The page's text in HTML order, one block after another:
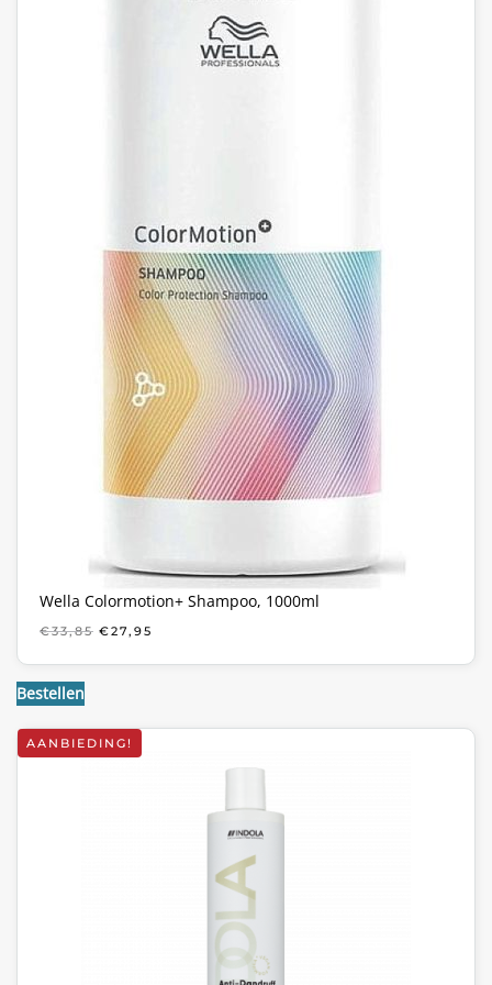
Wella Colormotion+ Shampoo, 1000ml
€33,85 OORSPRONKELIJKE
WAS:
€27,95
IS:
Bestellen
AANBIEDING!